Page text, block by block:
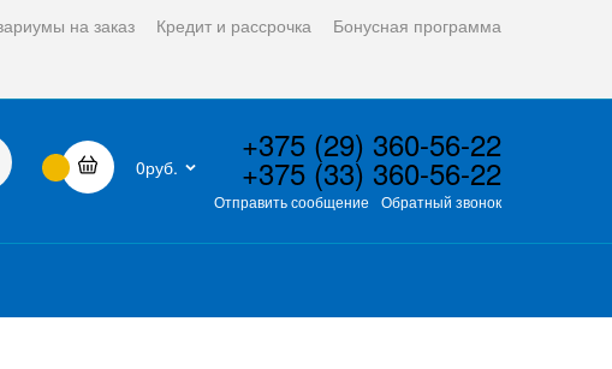
на заказ Кредит и рассрочка Бонусная программа
0руб.
+375 (29) 360-56-22
+375 (33) 360-56-22
Отправить сообщение Обратный звонок